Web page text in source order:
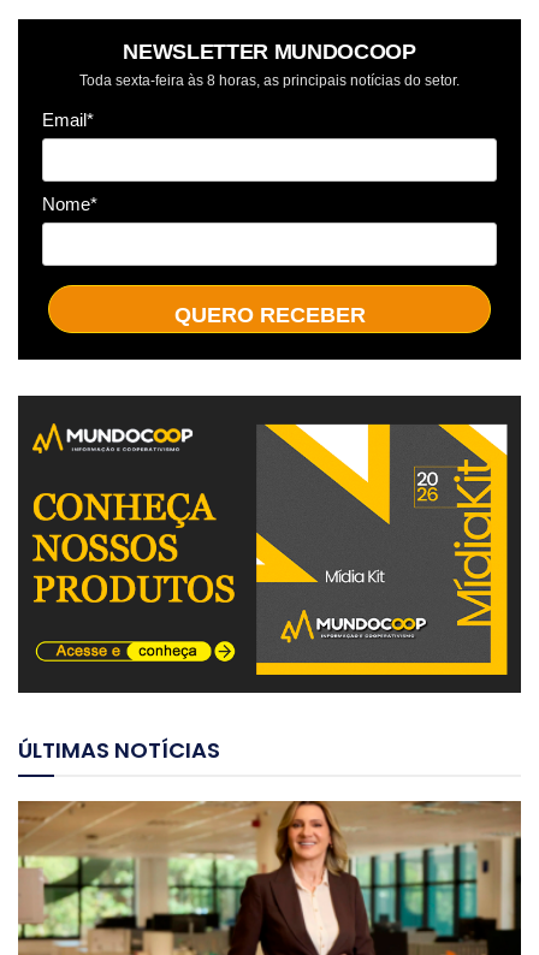
NEWSLETTER MUNDOCOOP
Toda sexta-feira às 8 horas, as principais notícias do setor.
Email*
Nome*
QUERO RECEBER
ÚLTIMAS NOTÍCIAS